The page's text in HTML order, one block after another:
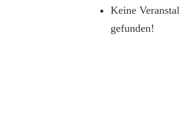
Keine
gefunden!